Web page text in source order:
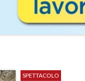
SPETTACOLO